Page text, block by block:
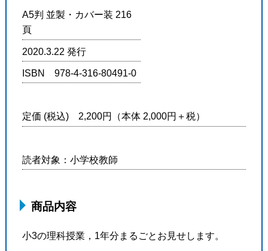
A5判 並製・カバー装 216
頁
2020.3.22 発行
ISBN 978-4-316-80491-0
定価 (税込) 2,200円（本体 2,000円＋税）
読者対象：小学校教師
商品内容
小3の理科授業，1年分まるごとお見せします。